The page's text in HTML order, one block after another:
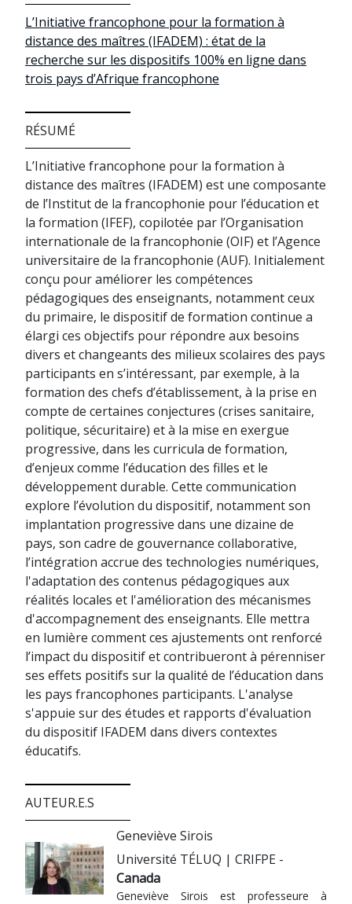
L’Initiative francophone pour la formation à
distance des maîtres (IFADEM) : état de la
recherche sur les dispositifs 100% en ligne dans
trois pays d’Afrique francophone
RÉSUMÉ
L’Initiative francophone pour la formation à
distance des maîtres (IFADEM) est une composante
de l’Institut de la francophonie pour l’éducation et
la formation (IFEF), copilotée par l’Organisation
internationale de la francophonie (OIF) et l’Agence
universitaire de la francophonie (AUF). Initialement
conçu pour améliorer les compétences
pédagogiques des enseignants, notamment ceux
du primaire, le dispositif de formation continue a
élargi ces objectifs pour répondre aux besoins
divers et changeants des milieux scolaires des pays
participants en s’intéressant, par exemple, à la
formation des chefs d’établissement, à la prise en
compte de certaines conjectures (crises sanitaire,
politique, sécuritaire) et à la mise en exergue
progressive, dans les curricula de formation,
d’enjeux comme l’éducation des filles et le
développement durable. Cette communication
explore l’évolution du dispositif, notamment son
implantation progressive dans une dizaine de
pays, son cadre de gouvernance collaborative,
l’intégration accrue des technologies numériques,
l'adaptation des contenus pédagogiques aux
réalités locales et l'amélioration des mécanismes
d'accompagnement des enseignants. Elle mettra
en lumière comment ces ajustements ont renforcé
l’impact du dispositif et contribueront à pérenniser
ses effets positifs sur la qualité de l’éducation dans
les pays francophones participants. L'analyse
s'appuie sur des études et rapports d'évaluation
du dispositif IFADEM dans divers contextes
éducatifs.
AUTEUR.E.S
Geneviève Sirois
Université TÉLUQ | CRIFPE -
Canada
Geneviève Sirois est professeure à